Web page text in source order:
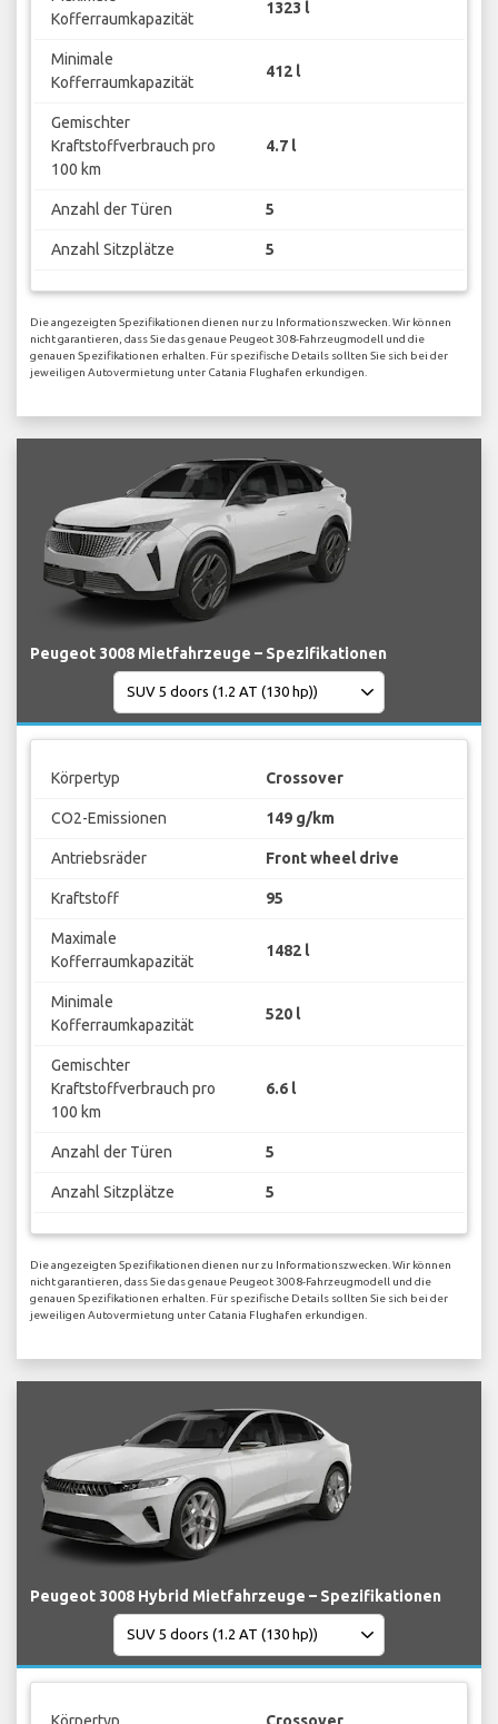
Kofferraumkapazität
1323 l
Minimale
Kofferraumkapazität
412 l
Gemischter
Kraftstoffverbrauch pro
100 km
4.7 l
Anzahl der Türen 5
Anzahl Sitzplätze 5
Die angezeigten Spezifikationen dienen nur zu Informationszwecken. Wir können
nicht garantieren, dass Sie das genaue Peugeot 308-Fahrzeugmodell und die
genauen Spezifikationen erhalten. Für spezifische Details sollten Sie sich bei der
jeweiligen Autovermietung unter Catania Flughafen erkundigen.
Peugeot 3008 Mietfahrzeuge – Spezifikationen
Körpertyp Crossover
CO2-Emissionen 149 g/km
Antriebsräder Front wheel drive
Kraftstoff 95
Maximale
Kofferraumkapazität
1482 l
Minimale
Kofferraumkapazität
520 l
Gemischter
Kraftstoffverbrauch pro
100 km
6.6 l
Anzahl der Türen 5
Anzahl Sitzplätze 5
Die angezeigten Spezifikationen dienen nur zu Informationszwecken. Wir können
nicht garantieren, dass Sie das genaue Peugeot 3008-Fahrzeugmodell und die
genauen Spezifikationen erhalten. Für spezifische Details sollten Sie sich bei der
jeweiligen Autovermietung unter Catania Flughafen erkundigen.
Peugeot 3008 Hybrid Mietfahrzeuge – Spezifikationen